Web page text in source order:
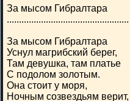
За мысом Гибралтара
..................................................
За мысом Гибралтара
Уснул магрибский берег,
Там девушка, там платье
С подолом золотым.
Она стоит у моря,
Ночным созвездьям верит,